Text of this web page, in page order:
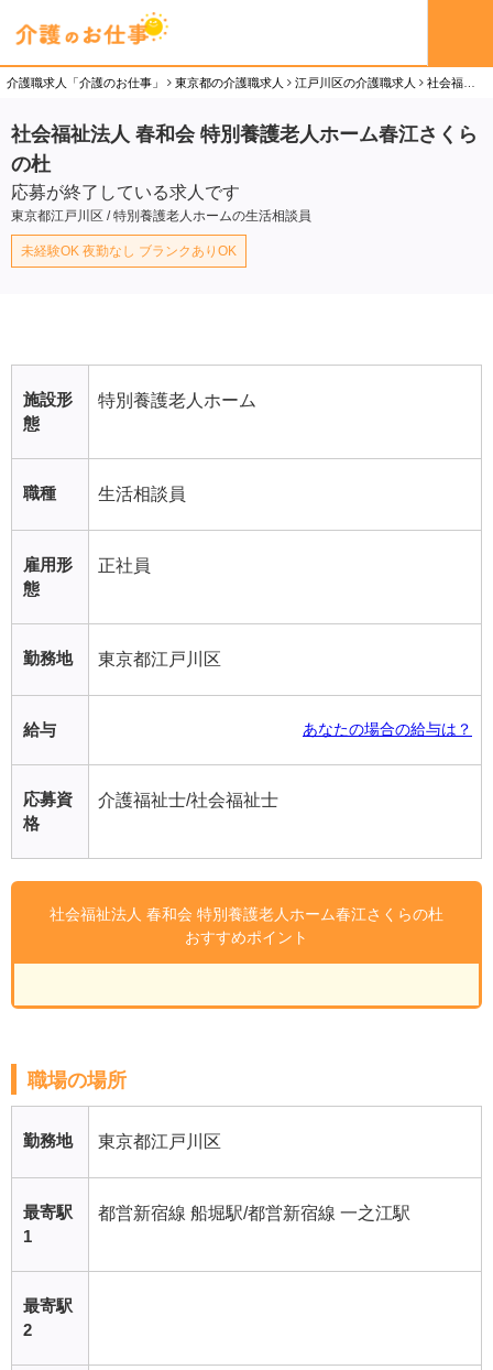
介護職求人「介護のお仕事」 東京都の介護職求人 江戸川区の介護職求人 社会福祉法人 春和会 特別養護老人ホーム春江さくらの杜の生活相談員（正社員）求人
社会福祉法人 春和会 特別養護老人ホーム春江さくら
の杜
応募が終了している求人です
東京都江戸川区 / 特別養護老人ホームの生活相談員
未経験OK 夜勤なし ブランクありOK
施設形
態
特別養護老人ホーム
職種 生活相談員
雇用形
態
正社員
勤務地 東京都江戸川区
給与 あなたの場合の給与は？
応募資
格
介護福祉士/社会福祉士
社会福祉法人 春和会 特別養護老人ホーム春江さくらの杜
おすすめポイント
職場の場所
勤務地 東京都江戸川区
最寄駅
1
都営新宿線 船堀駅/都営新宿線 一之江駅
最寄駅
2